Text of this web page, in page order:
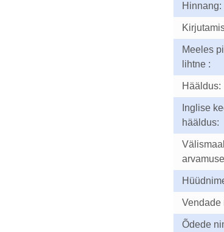
Hinnang:
Meeles
lihtne :
Hääldus:
Inglise
hääldus:
Vendade
Õdede